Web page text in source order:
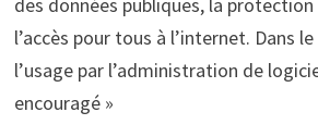
l’accès pour tous à l’internet. Dans
l’usage par l’administration de
encouragé »